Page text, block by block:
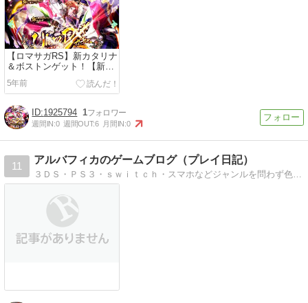
【ロマサガRS】新カタリナ
＆ボストンゲット！【新ガ
チャ】
5年前
1925794 1
週間IN:0 週間OUT:6 月間IN:0
11
アルバフィカのゲームブログ（プレイ日記）
３ＤＳ・ＰＳ３・ｓｗｉｔｃｈ・スマホなどジャンルを問わず色んなゲームのプレイ日記（現在ドラクエ１１プレイ中）